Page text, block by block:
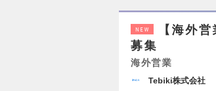
NEW
【海外
募集
海外営業
Tebiki株式会社